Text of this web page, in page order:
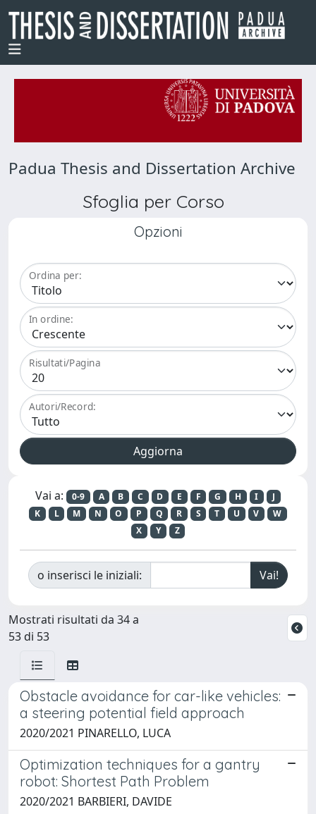
Padua Thesis and Dissertation Archive
Sfoglia per Corso
Opzioni
Ordina per:
In ordine:
Risultati/Pagina
Autori/Record:
Vai a: 0-9 A B C D E F G H I
J
K
L M N O P Q R S T U V
W
X
Y Z
o inserisci le iniziali:
Mostrati risultati da 34 a
53 di 53
Obstacle avoidance for car-like vehicles:
a steering potential field approach
2020/2021 PINARELLO, LUCA
Optimization techniques for a gantry
robot: Shortest Path Problem
2020/2021 BARBIERI, DAVIDE